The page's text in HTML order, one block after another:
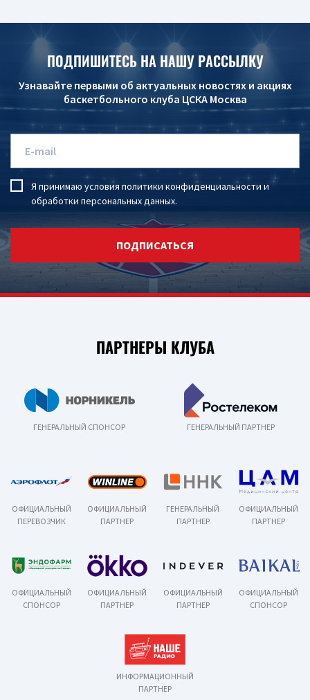
ПОДПИШИТЕСЬ НА НАШУ РАССЫЛКУ
Узнавайте первыми об актуальных новостях и акциях
баскетбольного клуба ЦСКА Москва
Я принимаю условия политики конфиденциальности и
обработки персональных данных.
ПОДПИСАТЬСЯ
ПАРТНЕРЫ КЛУБА
ГЕНЕРАЛЬНЫЙ СПОНСОР ГЕНЕРАЛЬНЫЙ ПАРТНЕР
ОФИЦИАЛЬНЫЙ
ПЕРЕВОЗЧИК
ОФИЦИАЛЬНЫЙ
ПАРТНЕР
ГЕНЕРАЛЬНЫЙ
ПАРТНЕР
ОФИЦИАЛЬНЫЙ
ПАРТНЕР
ОФИЦИАЛЬНЫЙ
СПОНСОР
ОФИЦИАЛЬНЫЙ
ПАРТНЕР
ОФИЦИАЛЬНЫЙ
ПАРТНЕР
ОФИЦИАЛЬНЫЙ
СПОНСОР
ИНФОРМАЦИОННЫЙ
ПАРТНЕР